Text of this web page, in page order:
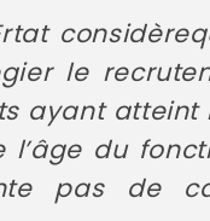
le
ayant atteint
du
pas de